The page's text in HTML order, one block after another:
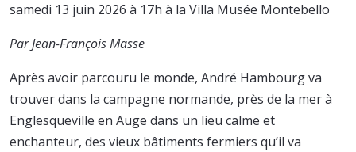
samedi 13 juin 2026 à 17h à la Villa Musée Montebello
Par Jean-François Masse
Après avoir parcouru le monde, André Hambourg va
trouver dans la campagne normande, près de la mer à
Englesqueville en Auge dans un lieu calme et
enchanteur, des vieux bâtiments fermiers qu’il va